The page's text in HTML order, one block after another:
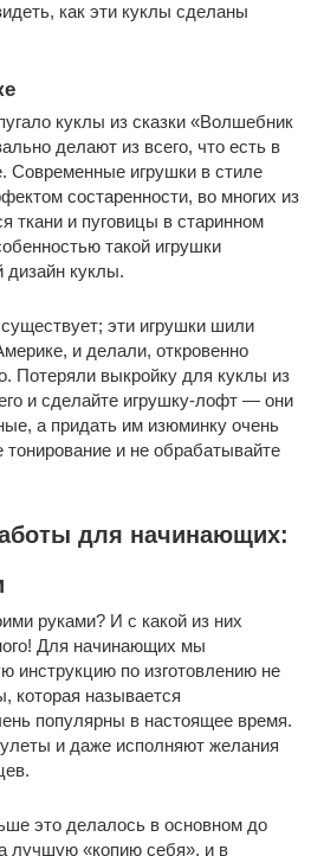
как эти куклы сделаны
куклы из сказки «Волшебник
делают из всего, что есть в
Современные игрушки в стиле
состаренности, во многих из
ткани и пуговицы в старинном
такой игрушки
дизайн куклы.
эти игрушки шили
и делали, откровенно
Потеряли выкройку для куклы из
и сделайте игрушку-лофт — они
а придать им изюминку очень
и не обрабатывайте
для начинающих:
руками? И с какой из них
Для начинающих мы
инструкцию по изготовлению не
которая называется
популярны в настоящее время.
и даже исполняют желания
это делалось в основном до
лучшую «копию себя», и в